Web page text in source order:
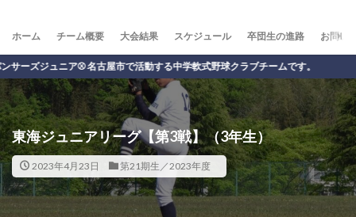
ホーム チーム概要 大会結果 スケジュール 卒団生の進路 お問い
ュニア⚾️ 名古屋市で活動する中学軟式野球クラブチームです。
東海ジュニアリーグ【第3戦】（3年生）
2023年4月23日 第21期生／2023年度